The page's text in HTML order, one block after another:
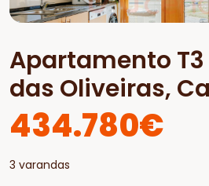
Apartamento
das Oliveiras,
434.780€
3 varandas